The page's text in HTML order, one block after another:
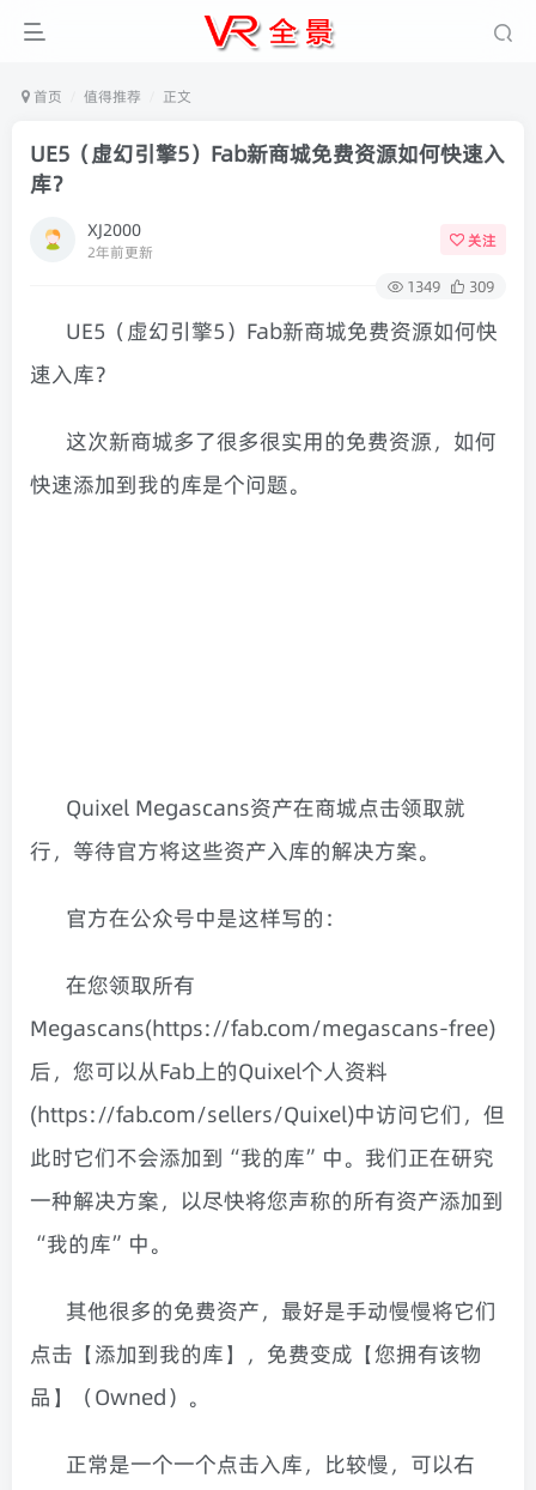
首页 值得推荐 正文
UE5（虚幻引擎5）Fab新商城免费资源如何快速入
库？
XJ2000
2年前更新
关注
1349 309
UE5（虚幻引擎5）Fab新商城免费资源如何快
速入库？
这次新商城多了很多很实用的免费资源，如何
快速添加到我的库是个问题。
Quixel Megascans资产在商城点击领取就
行，等待官方将这些资产入库的解决方案。
官方在公众号中是这样写的：
在您领取所有
Megascans(https://fab.com/megascans-free)
后，您可以从Fab上的Quixel个人资料
(https://fab.com/sellers/Quixel)中访问它们，但
此时它们不会添加到“我的库”中。我们正在研究
一种解决方案，以尽快将您声称的所有资产添加到
“我的库”中。
其他很多的免费资产，最好是手动慢慢将它们
点击【添加到我的库】，免费变成【您拥有该物
品】（Owned）。
正常是一个一个点击入库，比较慢，可以右